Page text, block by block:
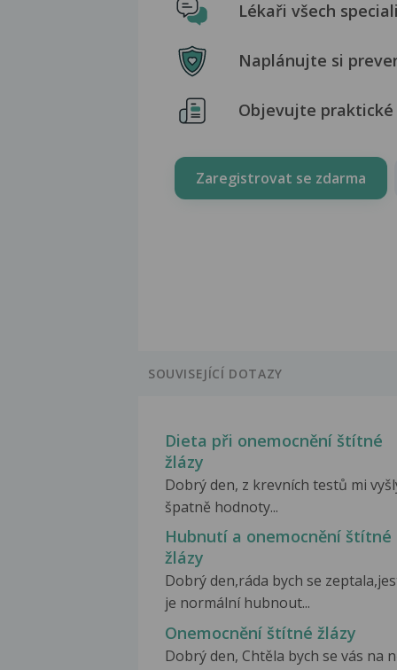
Lékaři všech
Naplánujte si
Objevujte
Zaregistrovat se zdarma
SOUVISEJÍCÍ DOTAZY
Dieta při onemocnění štítné
žlázy
Dobrý den, z krevních testů mi
špatně hodnoty...
Hubnutí a onemocnění štítné
žlázy
Dobrý den,ráda bych se
je normální hubnout...
Onemocnění štítné žlázy
Dobrý den, Chtěla bych se vás na